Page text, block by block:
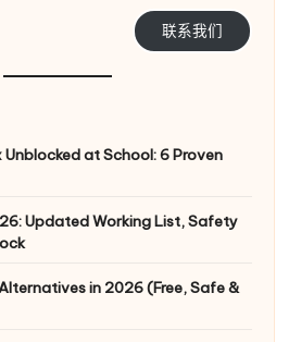
联系我们
at School: 6 Proven
Updated Working List, Safety
in 2026 (Free, Safe &